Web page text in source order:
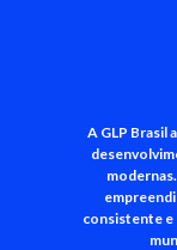
A GLP Brasil
consistente e